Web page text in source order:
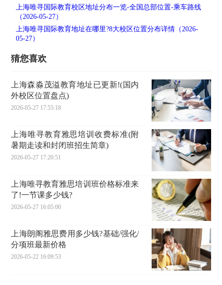
上海唯寻国际教育校区地址分布一览-全国总部位置-乘车路线
（2026-05-27）
上海唯寻国际教育地址在哪里?8大校区位置分布详情（2026-
05-27）
猜您喜欢
上海森淼茂溢教育地址已更新!(国内
外校区位置盘点)
2026-05-27 17:55:18
上海唯寻教育雅思培训收费标准(附
暑期走读和封闭班招生简章)
2026-05-27 17:20:51
上海唯寻教育雅思培训班价格标准来
了!一节课多少钱?
2026-05-27 16:05:00
上海朗阁雅思费用多少钱?基础/强化/
分项班最新价格
2026-05-22 16:09:53